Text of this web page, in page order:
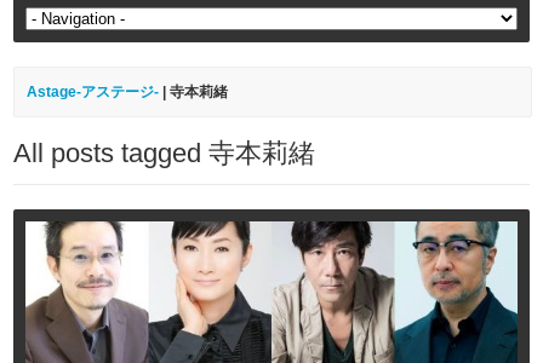
Astage-アステージ- |寺本莉緒
All posts tagged 寺本莉緒